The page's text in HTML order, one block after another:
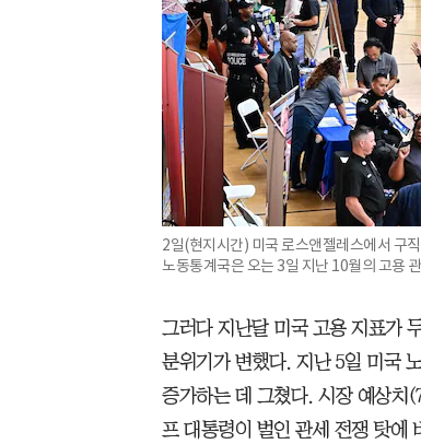
2일(현지시간) 미국 로스앤젤레스에서 구
노동통계국은 오는 3일 지난 10월의 고용
그러다 지난달 미국 고용 지표가
분위기가 변했다. 지난 5일 미국
증가하는 데 그쳤다. 시장 예상치
프 대통령이 벌인 관세 전쟁 탓에